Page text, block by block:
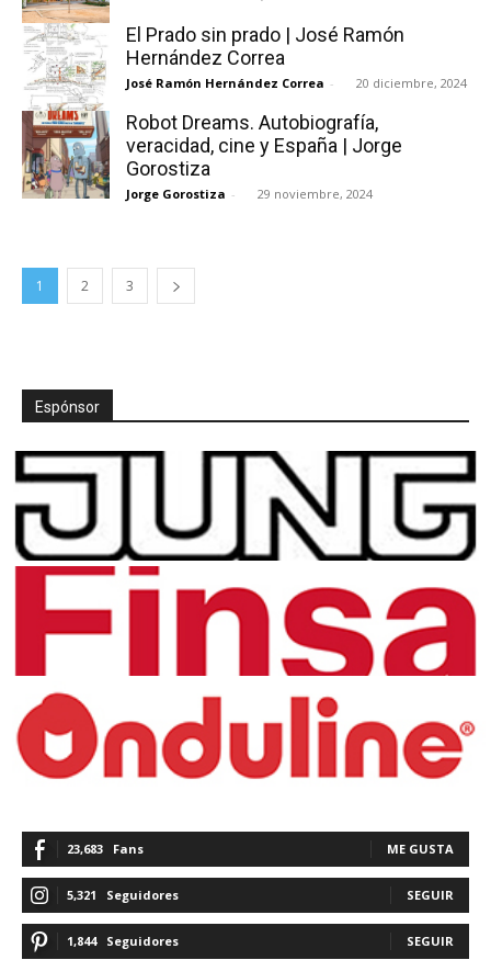
El Prado sin prado | José Ramón
Hernández Correa
José Ramón Hernández Correa - 20 diciembre, 2024
Robot Dreams. Autobiografía,
veracidad, cine y España | Jorge
Gorostiza
Jorge Gorostiza - 29 noviembre, 2024
1 2 3
Espónsor
23,683 Fans ME GUSTA
5,321 Seguidores SEGUIR
1,844 Seguidores SEGUIR